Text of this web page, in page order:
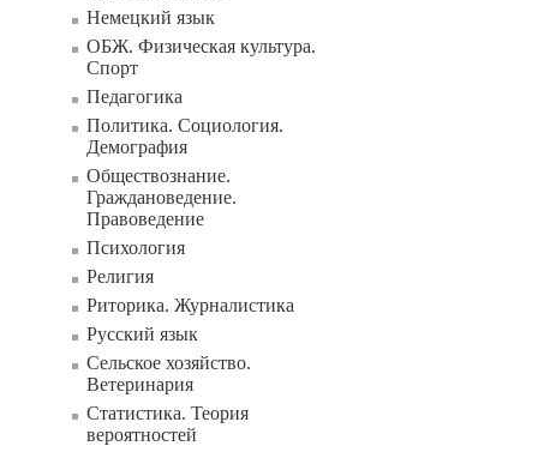
Немецкий язык
ОБЖ. Физическая культура.
Спорт
Педагогика
Политика. Социология.
Демография
Обществознание.
Граждановедение.
Правоведение
Психология
Религия
Риторика. Журналистика
Русский язык
Сельское хозяйство.
Ветеринария
Статистика. Теория
вероятностей